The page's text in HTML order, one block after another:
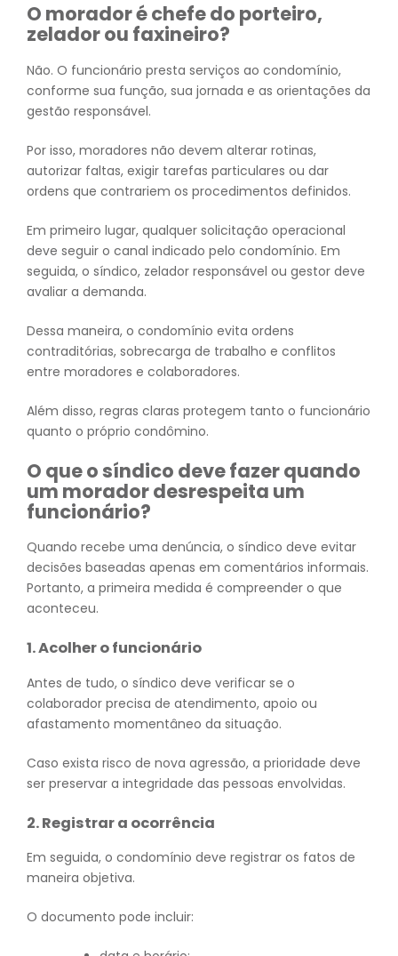
O morador é chefe do porteiro,
zelador ou faxineiro?
Não. O funcionário presta serviços ao condomínio,
conforme sua função, sua jornada e as orientações da
gestão responsável.
Por isso, moradores não devem alterar rotinas,
autorizar faltas, exigir tarefas particulares ou dar
ordens que contrariem os procedimentos definidos.
Em primeiro lugar, qualquer solicitação operacional
deve seguir o canal indicado pelo condomínio. Em
seguida, o síndico, zelador responsável ou gestor deve
avaliar a demanda.
Dessa maneira, o condomínio evita ordens
contraditórias, sobrecarga de trabalho e conflitos
entre moradores e colaboradores.
Além disso, regras claras protegem tanto o funcionário
quanto o próprio condômino.
O que o síndico deve fazer quando
um morador desrespeita um
funcionário?
Quando recebe uma denúncia, o síndico deve evitar
decisões baseadas apenas em comentários informais.
Portanto, a primeira medida é compreender o que
aconteceu.
1. Acolher o funcionário
Antes de tudo, o síndico deve verificar se o
colaborador precisa de atendimento, apoio ou
afastamento momentâneo da situação.
Caso exista risco de nova agressão, a prioridade deve
ser preservar a integridade das pessoas envolvidas.
2. Registrar a ocorrência
Em seguida, o condomínio deve registrar os fatos de
maneira objetiva.
O documento pode incluir: